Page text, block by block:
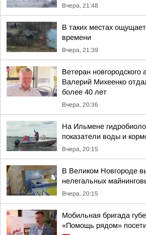
Вчера, 21:48
В таких местах
времени
Вчера, 21:39
Ветеран новгородского
Валерий Михеенко
более 40 лет
Вчера, 20:36
На Ильмене
показатели воды и
Вчера, 20:15
В Великом Новгороде
нелегальных
Вчера, 20:15
Мобильная бригада
«Помощь рядом»